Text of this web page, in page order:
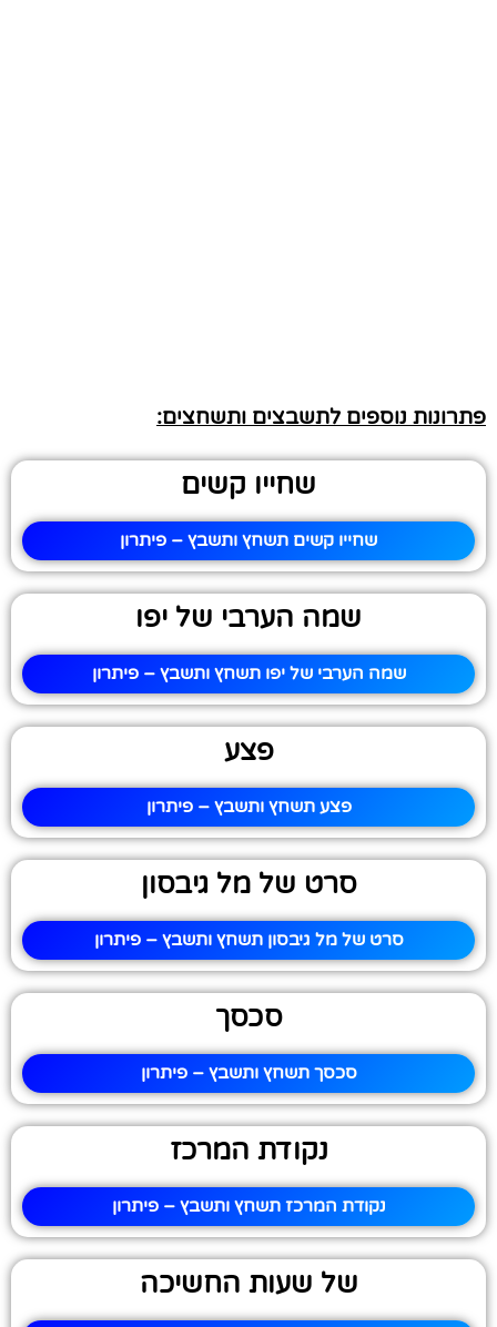
פתרונות נוספים לתשבצים ותשחצים:
שחייו קשים
שחייו קשים תשחץ ותשבץ – פיתרון
שמה הערבי של יפו
שמה הערבי של יפו תשחץ ותשבץ – פיתרון
פצע
פצע תשחץ ותשבץ – פיתרון
סרט של מל גיבסון
סרט של מל גיבסון תשחץ ותשבץ – פיתרון
סכסך
סכסך תשחץ ותשבץ – פיתרון
נקודת המרכז
נקודת המרכז תשחץ ותשבץ – פיתרון
של שעות החשיכה